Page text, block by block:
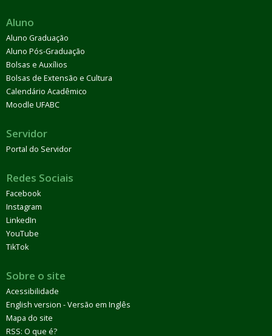
Aluno
Aluno Graduação
Aluno Pós-Graduação
Bolsas e Auxílios
Bolsas de Extensão e Cultura
Calendário Acadêmico
Moodle UFABC
Servidor
Portal do Servidor
Redes Sociais
Facebook
Instagram
LinkedIn
YouTube
TikTok
Sobre o site
Acessibilidade
English version - Versão em Inglês
Mapa do site
RSS: O que é?